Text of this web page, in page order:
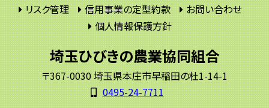
リスク管理
信用事業の定型約款
お問い合わせ
個人情報保護方針
埼玉ひびきの農業協同組合
〒367-0030 埼玉県本庄市早稲田の杜1-14-1
0495-24-7711